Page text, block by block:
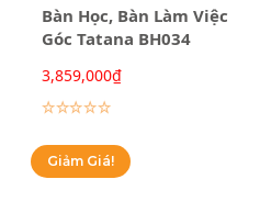
Bàn Học, Bàn Làm Việc
Góc Tatana BH034
3,859,000₫
Lựa chọn các tùy chọn
Giảm Giá!